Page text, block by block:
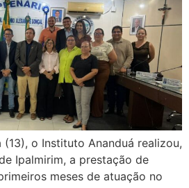
o Instituto Ananduá realizou,
Ipalmirim, a prestação de
meses de atuação no